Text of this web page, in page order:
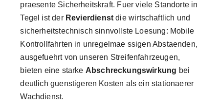
praesente Sicherheitskraft. Fuer viele Standorte in
Tegel ist der Revierdienst die wirtschaftlich und
sicherheitstechnisch sinnvollste Loesung: Mobile
Kontrollfahrten in unregelmae ssigen Abstaenden,
ausgefuehrt von unseren Streifenfahrzeugen,
bieten eine starke Abschreckungswirkung bei
deutlich guenstigeren Kosten als ein stationaerer
Wachdienst.